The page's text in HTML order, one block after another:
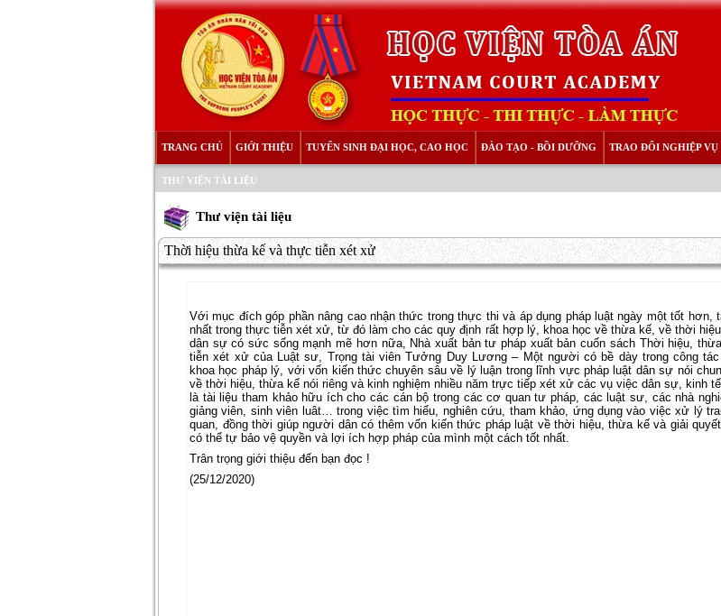
TRANG CHỦ GIỚI THIỆU TUYỂN SINH ĐẠI HỌC, CAO HỌC ĐÀO TẠO - BỒI DƯỠNG TRAO ĐỔI NGHIỆP VỤ
THƯ VIỆN TÀI LIỆU
Thư viện tài liệu
Thời hiệu thừa kế và thực tiễn xét xử
Với mục đích góp phần nâng cao nhận thức trong thực thi và áp dụng pháp luật ngày một tốt hơn,
nhất trong thực tiễn xét xử, từ đó làm cho các quy định rất hợp lý, khoa học về thừa kế, về thời
dân sự có sức sống mạnh mẽ hơn nữa, Nhà xuất bản tư pháp xuất bản cuốn sách Thời hiệu,
tiễn xét xử của Luật sư, Trọng tài viên Tưởng Duy Lương – Một người có bề dày trong công
khoa học pháp lý, với vốn kiến thức chuyên sâu về lý luận trong lĩnh vực pháp luật dân sự nói
về thời hiệu, thừa kế nói riêng và kinh nghiệm nhiều năm trực tiếp xét xử các vụ việc dân sự, kinh
là tài liệu tham khảo hữu ích cho các cán bộ trong các cơ quan tư pháp, các luật sư, các nhà
giảng viên, sinh viên luât… trong việc tìm hiểu, nghiên cứu, tham khảo, ứng dụng vào việc xử lý
quan, đồng thời giúp người dân có thêm vốn kiến thức pháp luật về thời hiệu, thừa kế và giải
có thể tự bảo vệ quyền và lợi ích hợp pháp của mình một cách tốt nhất.
Trân trọng giới thiệu đến bạn đọc !
(25/12/2020)